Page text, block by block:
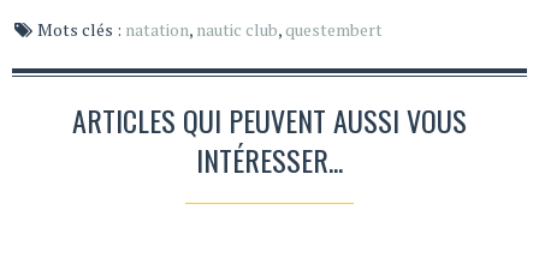
Mots clés : natation, nautic club,questembert
ARTICLES QUI PEUVENT AUSSI VOUS
INTÉRESSER...